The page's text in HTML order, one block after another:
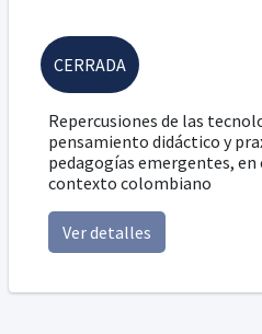
Repercusiones de las
pensamiento didáctico y
pedagogías emergentes, en
contexto colombiano
Ver detalles
CERRADA